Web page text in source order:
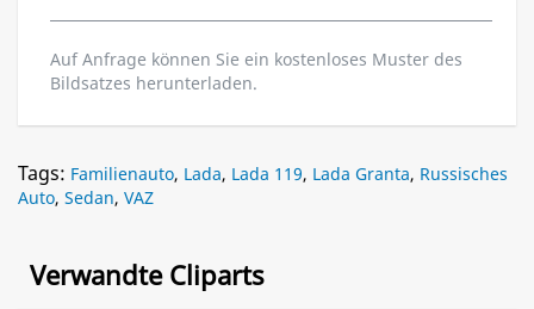
Auf Anfrage können Sie ein kostenloses Muster des
Bildsatzes herunterladen.
Tags: Familienauto, Lada, Lada 119, Lada Granta, Russisches
Auto, Sedan, VAZ
Verwandte Cliparts